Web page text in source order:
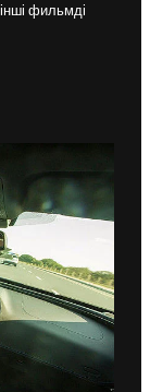
фильмді